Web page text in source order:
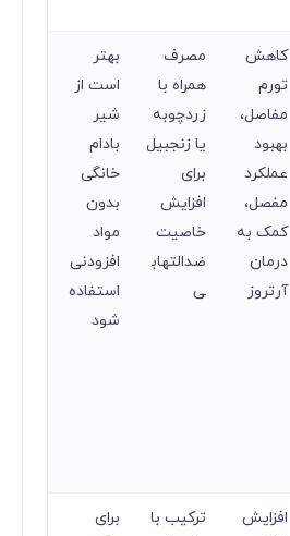
کاهش
تورم
مفاصل،
بهبود
عملکرد
مفصل،
کمک به
درمان
آرتروز
مصرف
همراه با
زردچوبه
یا زنجبیل
برای
افزایش
خاصیت
ضدالتهاب
ی
بهتر
است از
شیر
بادام
خانگی
بدون
مواد
افزودنی
استفاده
شود
افزایش
ترکیب با
برای